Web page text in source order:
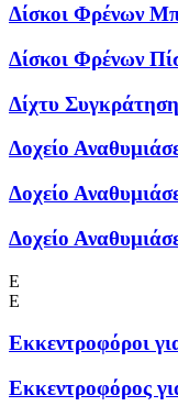
Δίσκοι Φρένων
Δίσκοι Φρένων
Δίχτυ
Δοχείο
Δοχείο
Δοχείο
Ε
Ε
Εκκεντροφόροι
Εκκεντροφόρος